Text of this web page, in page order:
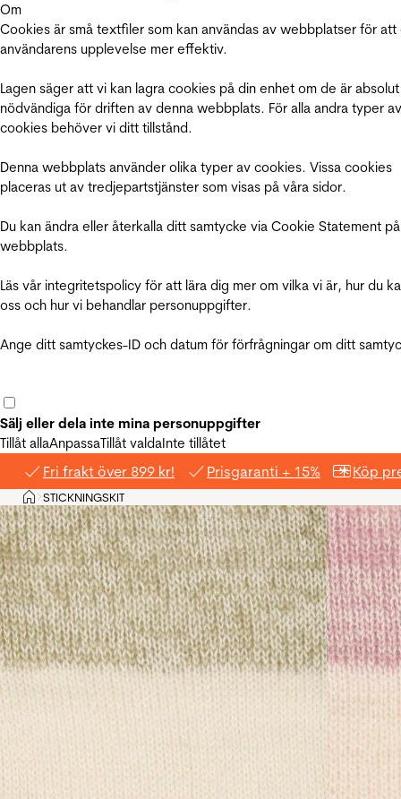
Om
Cookies är små textfiler som kan användas av webbplatser för att
användarens upplevelse mer effektiv.
Lagen säger att vi kan lagra cookies på din enhet om de är absolut
nödvändiga för driften av denna webbplats. För alla andra typer av
cookies behöver vi ditt tillstånd.
Denna webbplats använder olika typer av cookies. Vissa cookies
placeras ut av tredjepartstjänster som visas på våra sidor.
Du kan ändra eller återkalla ditt samtycke via Cookie Statement
webbplats.
Läs vår integritetspolicy för att lära dig mer om vilka vi är, hur du
oss och hur vi behandlar personuppgifter.
Ange ditt samtyckes-ID och datum för förfrågningar om ditt
Sälj eller dela inte mina personuppgifter
Tillåt allaAnpassaTillåt valdaInte tillåtet
Fri frakt över 899 kr! Prisgaranti + 15% Köp
Hem
>STICKNINGSKIT